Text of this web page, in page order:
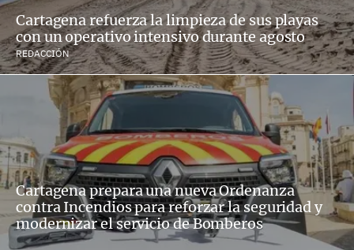
Cartagena refuerza la limpieza de sus playas
con un operativo intensivo durante agosto
REDACCIÓN
Cartagena prepara una nueva Ordenanza
contra Incendios para reforzar la seguridad y
modernizar el servicio de Bomberos